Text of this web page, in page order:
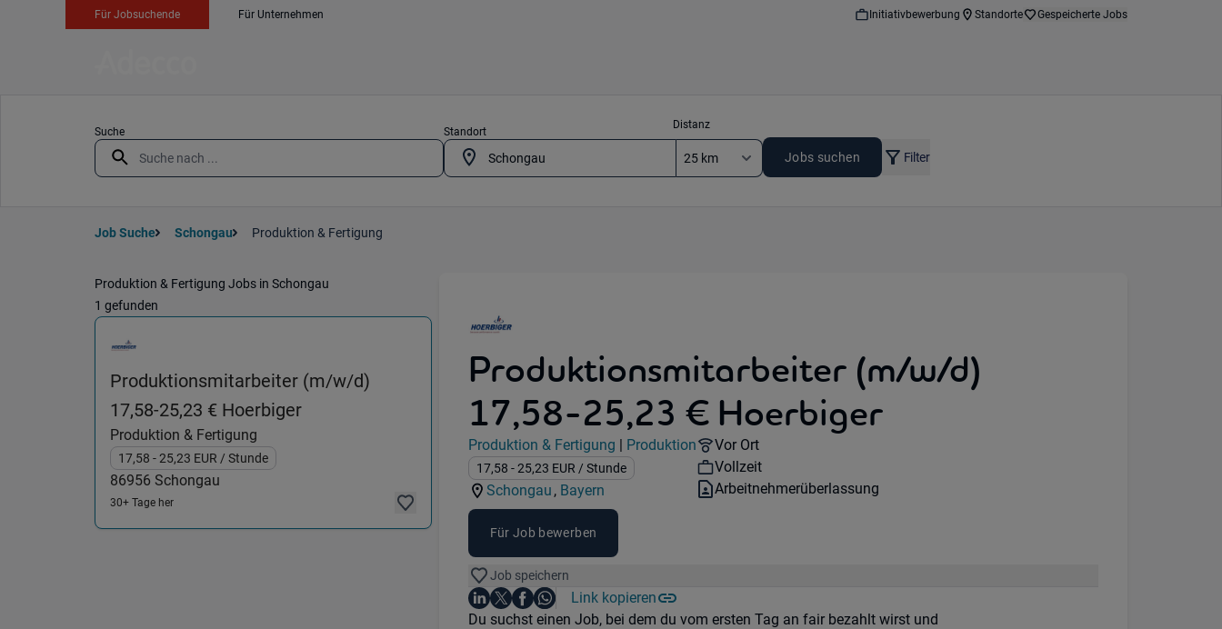
Für Jobsuchende Für Unternehmen Initiativbewerbung Standorte Gespeicherte Jobs
Suche Standort
Distanz
Jobs suchen Filter
Job Suche Schongau Produktion & Fertigung
Produktion & Fertigung Jobs in Schongau
1 gefunden
Produktionsmitarbeiter (m/w/d)
17,58-25,23 € Hoerbiger(Produktion & Fertigung) in 86956 Schongau
Produktion & Fertigung
17,58 - 25,23 EUR / Stunde
86956 Schongau
30+ Tage her
Produktionsmitarbeiter (m/w/d)
17,58-25,23 € Hoerbiger
Jobdetails
Kategorie:
Produktion & Fertigung |
Industry:
Produktion
Gehalt:
17,58 - 25,23 EUR / Stunde
Standorte:
Schongau ,
Region:
Bayern
Remote Option:
Vor Ort
Workhours:
Vollzeit
Vertragsart:
Arbeitnehmerüberlassung
Für Job bewerben
Job speichern
Teile diesen Job
Auf LinkedIn teilen
Auf X teilen
Auf Facebook teilen
Auf WhatsApp teilen
Link kopieren
Einleitung
Du suchst einen Job, bei dem du vom ersten Tag an fair bezahlt wirst und